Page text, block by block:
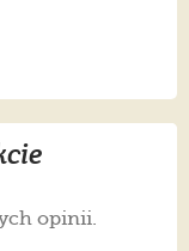
opinii.